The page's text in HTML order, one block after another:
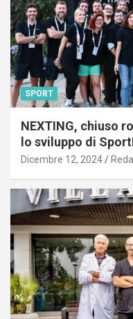
SPORT
NEXTING, chiuso
lo sviluppo di
Dicembre 12, 2024